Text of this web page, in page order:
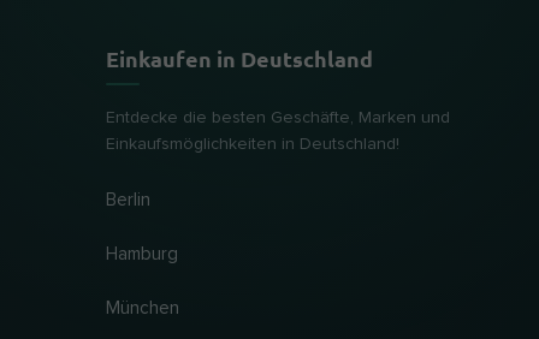
Einkaufen in Deutschland
Entdecke die besten Geschäfte, Marken und
Einkaufsmöglichkeiten in Deutschland!
Berlin
Hamburg
München